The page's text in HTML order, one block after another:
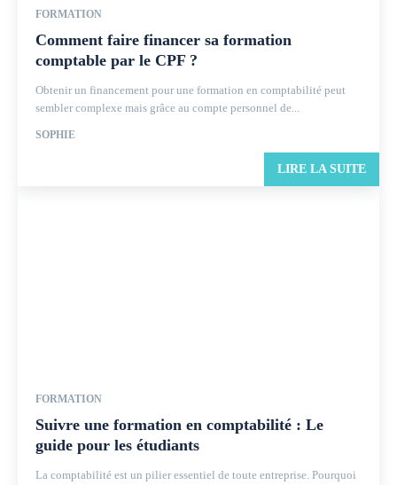
FORMATION
Comment faire financer sa formation
comptable par le CPF ?
Obtenir un financement pour une formation en comptabilité peut
sembler complexe mais grâce au compte personnel de...
SOPHIE
LIRE LA SUITE
FORMATION
Suivre une formation en comptabilité : Le
guide pour les étudiants
La comptabilité est un pilier essentiel de toute entreprise. Pourquoi